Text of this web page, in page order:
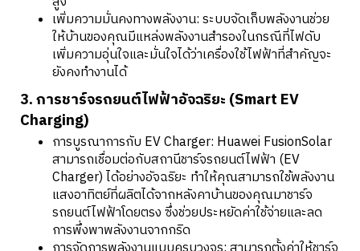
เพิ่มความมั่นคงทางพลังงาน: ระบบจัดเก็บพลังงานช่วย
ให้บ้านของคุณมีแหล่งพลังงานสำรองในกรณีที่ไฟดับ
เพิ่มความอุ่นใจและมั่นใจได้ว่าเครื่องใช้ไฟฟ้าที่สำคัญจะ
ยังคงทำงานได้
3. การชาร์จรถยนต์ไฟฟ้าอัจฉริยะ (Smart EV
Charging)
การบูรณาการกับ EV Charger: Huawei FusionSolar
สามารถเชื่อมต่อกับสถานีชาร์จรถยนต์ไฟฟ้า (EV
Charger) ได้อย่างอัจฉริยะ ทำให้คุณสามารถใช้พลังงาน
แสงอาทิตย์ที่ผลิตได้จากหลังคาบ้านของคุณมาชาร์จ
รถยนต์ไฟฟ้าโดยตรง ซึ่งช่วยประหยัดค่าใช้จ่ายและลด
การพึ่งพาพลังงานจากกริด